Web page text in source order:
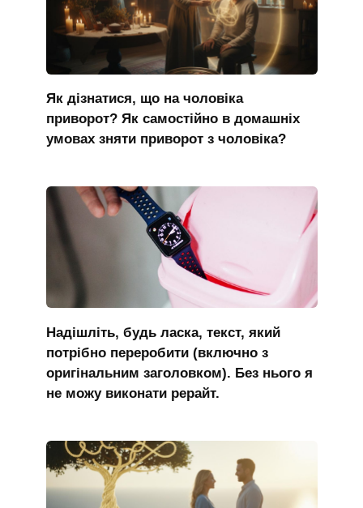
Як дізнатися, що на чоловіка
приворот? Як самостійно в домашніх
умовах зняти приворот з чоловіка?
Надішліть, будь ласка, текст, який
потрібно переробити (включно з
оригінальним заголовком). Без нього я
не можу виконати рерайт.